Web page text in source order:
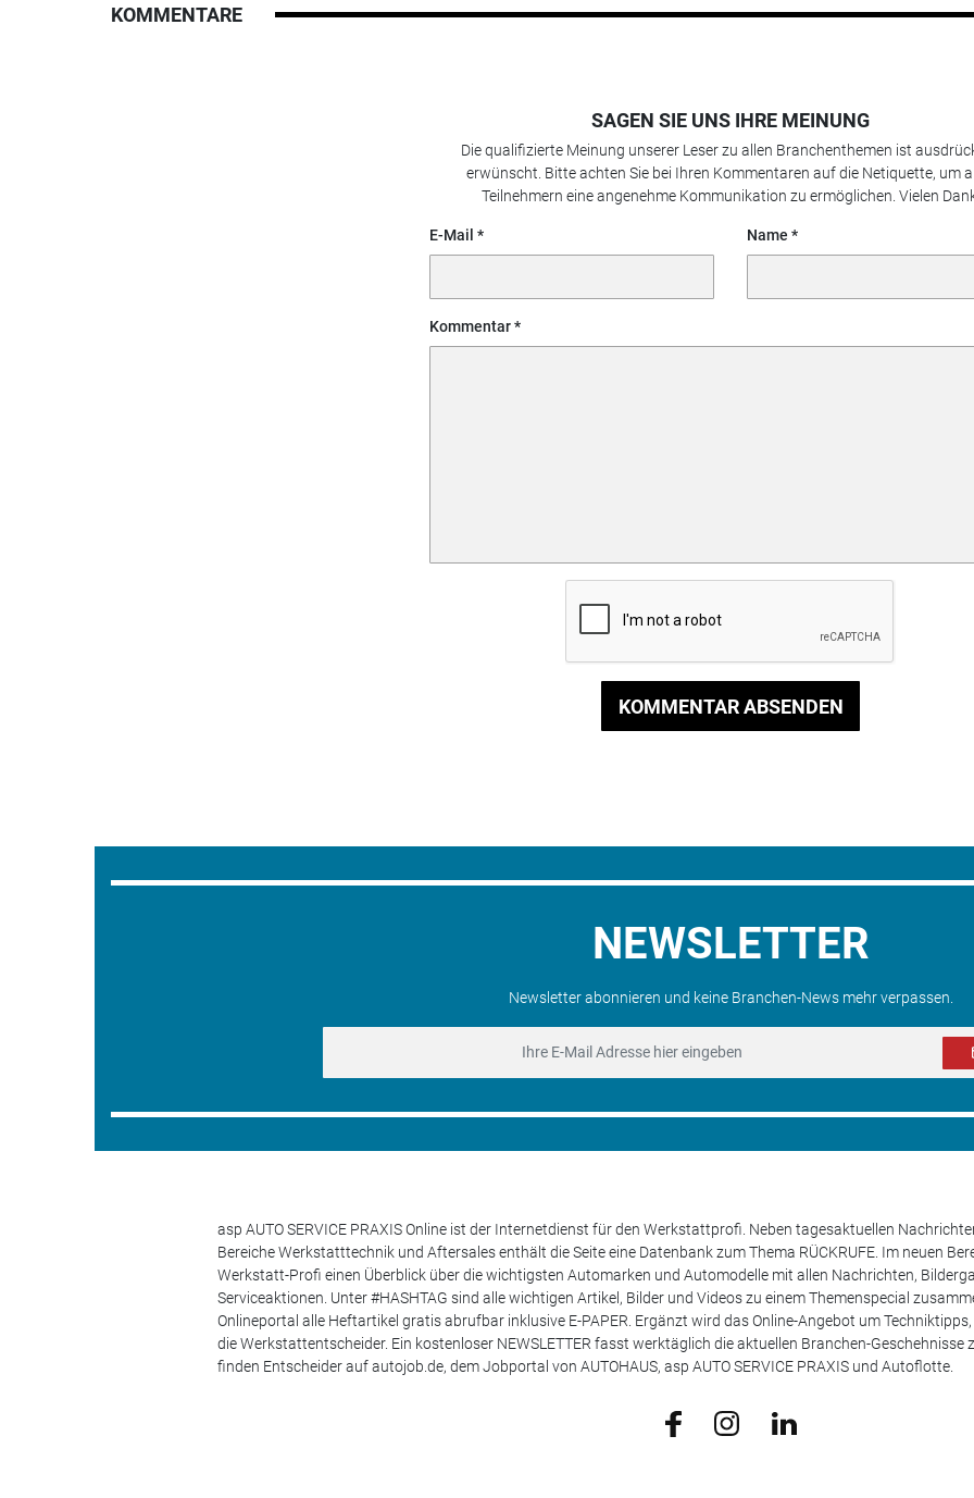
KOMMENTARE
SAGEN SIE UNS IHRE MEINUNG
Die qualifizierte Meinung unserer Leser zu allen Branchenthemen ist
erwünscht. Bitte achten Sie bei Ihren Kommentaren auf die Netiquette, um
Teilnehmern eine angenehme Kommunikation zu ermöglichen. Vielen
E-Mail Name
Kommentar
KOMMENTAR ABSENDEN
NEWSLETTER
Newsletter abonnieren und keine Branchen-News mehr verpassen.
asp AUTO SERVICE PRAXIS Online ist der Internetdienst für den Werkstattprofi. Neben tagesaktuellen
Bereiche Werkstatttechnik und Aftersales enthält die Seite eine Datenbank zum Thema RÜCKRUFE. Im neuen
Werkstatt-Profi einen Überblick über die wichtigsten Automarken und Automodelle mit allen Nachrichten,
Serviceaktionen. Unter #HASHTAG sind alle wichtigen Artikel, Bilder und Videos zu einem Themenspecial
Onlineportal alle Heftartikel gratis abrufbar inklusive E-PAPER. Ergänzt wird das Online-Angebot um
die Werkstattentscheider. Ein kostenloser NEWSLETTER fasst werktäglich die aktuellen Branchen-
finden Entscheider auf autojob.de, dem Jobportal von AUTOHAUS, asp AUTO SERVICE PRAXIS und Autoflotte.